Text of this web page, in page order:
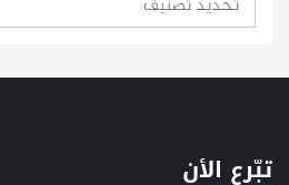
تبّرع الأن